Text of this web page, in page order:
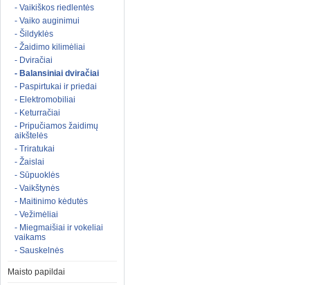
- Vaikiškos riedlentės
- Vaiko auginimui
- Šildyklės
- Žaidimo kilimėliai
- Dviračiai
- Balansiniai dviračiai
- Paspirtukai ir priedai
- Elektromobiliai
- Keturračiai
- Pripučiamos žaidimų
aikštelės
- Triratukai
- Žaislai
- Sūpuoklės
- Vaikštynės
- Maitinimo kėdutės
- Vežimėliai
- Miegmaišiai ir vokeliai
vaikams
- Sauskelnės
Maisto papildai